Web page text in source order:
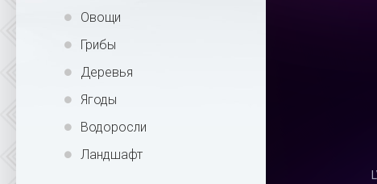
Овощи
Грибы
Деревья
Ягоды
Водоросли
Ландшафт